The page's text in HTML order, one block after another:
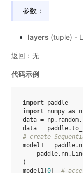
参数：
layers (tuple) -
返回：无
代码示例
import paddle
import numpy as
data = np. random.
data = paddle.
# create
model1 = paddle.
paddle. nn.
)
model1 0
#